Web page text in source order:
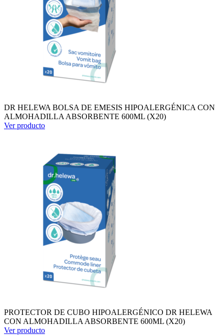
DR HELEWA BOLSA DE EMESIS HIPOALERGÉNICA CON
ALMOHADILLA ABSORBENTE 600ML (X20)
Ver producto
PROTECTOR DE CUBO HIPOALERGÉNICO DR HELEWA
CON ALMOHADILLA ABSORBENTE 600ML (X20)
Ver producto